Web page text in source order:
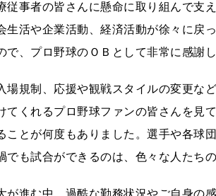
従事者の皆さんに懸命に取り組んで支
生活や企業活動、経済活動が徐々に戻
で、プロ野球のＯＢとして非常に感謝
場規制、応援や観戦スタイルの変更な
てくれるプロ野球ファンの皆さんを
ことが何度もありました。選手や各球
でも試合ができるのは、色々な人たち
が進む中、過酷な勤務状況やご自身の